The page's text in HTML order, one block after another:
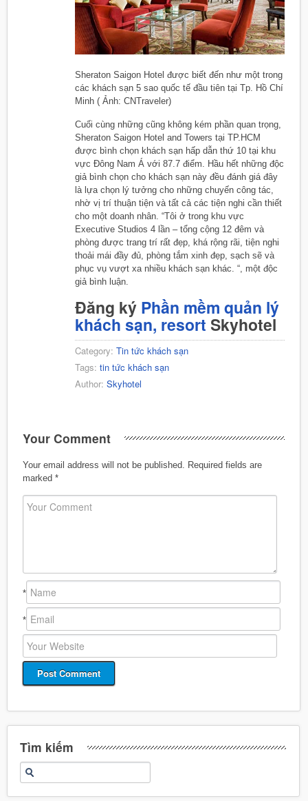
Sheraton Saigon Hotel được biết đến như một trong
các khách sạn 5 sao quốc tế đầu tiên tại Tp. Hồ Chí
Minh ( Ảnh: CNTraveler)
Cuối cùng những cũng không kém phần quan trọng,
Sheraton Saigon Hotel and Towers tại TP.HCM
được bình chọn khách sạn hấp dẫn thứ 10 tại khu
vực Đông Nam Á với 87.7 điểm. Hầu hết những độc
giả bình chọn cho khách sạn này đều đánh giá đây
là lựa chọn lý tưởng cho những chuyến công tác,
nhờ vị trí thuận tiện và tất cả các tiện nghi cần thiết
cho một doanh nhân. “Tôi ở trong khu vực
Executive Studios 4 lần – tổng cộng 12 đêm và
phòng được trang trí rất đẹp, khá rộng rãi, tiện nghi
thoải mái đầy đủ, phòng tắm xinh đẹp, sạch sẽ và
phục vụ vượt xa nhiều khách sạn khác. “, một độc
giả bình luận.
Đăng ký Phần mềm quản lý
khách sạn, resort Skyhotel
Category: Tin tức khách sạn
Tags: tin tức khách sạn
Author: Skyhotel
Your Comment
Your email address will not be published. Required fields are
marked *
*
*
Tìm kiếm